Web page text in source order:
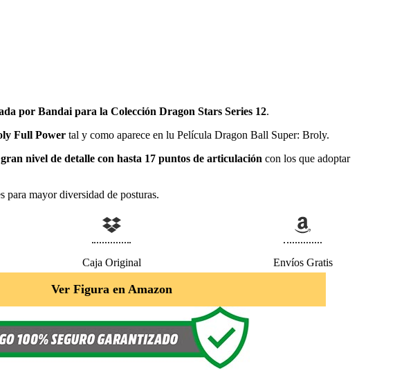
por Bandai para la Colección Dragon Stars Series 12.
Full Power tal y como aparece en lu Película Dragon Ball Super: Broly.
gran nivel de detalle con hasta 17 puntos de articulación con los que adoptar
para mayor diversidad de posturas.
Caja Original Envíos Gratis
Ver Figura en Amazon